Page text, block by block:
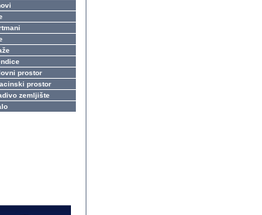
prostor
prostor
zemljište